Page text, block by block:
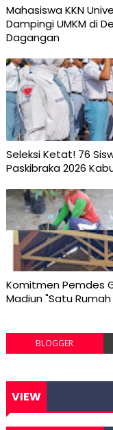
Mahasiswa KKN
Dampingi UMKM di
Dagangan
Seleksi Ketat! 76
Paskibraka 2026
Komitmen Pemdes
Madiun "Satu
BLOGGER
VIEW